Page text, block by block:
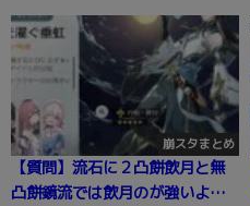
崩スタまとめ
【質問】流石に２凸餅飲月と無
凸餅鏡流では飲月のが強いよ